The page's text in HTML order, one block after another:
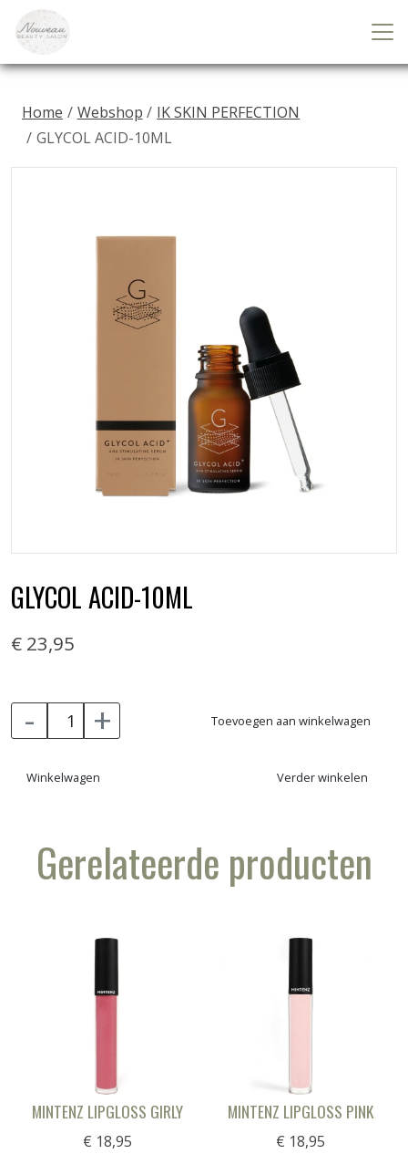
Home Webshop
IK SKIN PERFECTION
GLYCOL ACID-10ML
GLYCOL ACID-10ML
€ 23,95
- + Toevoegen aan winkelwagen
Winkelwagen Verder winkelen
Gerelateerde producten
MINTENZ LIPGLOSS GIRLY
€ 18,95
MINTENZ LIPGLOSS PINK
€ 18,95